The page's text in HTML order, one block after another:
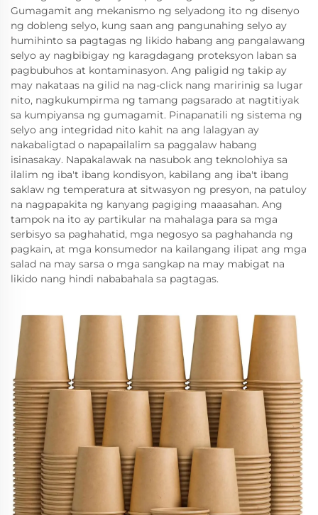
Gumagamit ang mekanismo ng selyadong ito ng disenyo
ng dobleng selyo, kung saan ang pangunahing selyo ay
humihinto sa pagtagas ng likido habang ang pangalawang
selyo ay nagbibigay ng karagdagang proteksyon laban sa
pagbubuhos at kontaminasyon. Ang paligid ng takip ay
may nakataas na gilid na nag-click nang maririnig sa lugar
nito, nagkukumpirma ng tamang pagsarado at nagtitiyak
sa kumpiyansa ng gumagamit. Pinapanatili ng sistema ng
selyo ang integridad nito kahit na ang lalagyan ay
nakabaligtad o napapailalim sa paggalaw habang
isinasakay. Napakalawak na nasubok ang teknolohiya sa
ilalim ng iba't ibang kondisyon, kabilang ang iba't ibang
saklaw ng temperatura at sitwasyon ng presyon, na patuloy
na nagpapakita ng kanyang pagiging maaasahan. Ang
tampok na ito ay partikular na mahalaga para sa mga
serbisyo sa paghahatid, mga negosyo sa paghahanda ng
pagkain, at mga konsumedor na kailangang ilipat ang mga
salad na may sarsa o mga sangkap na may mabigat na
likido nang hindi nababahala sa pagtagas.